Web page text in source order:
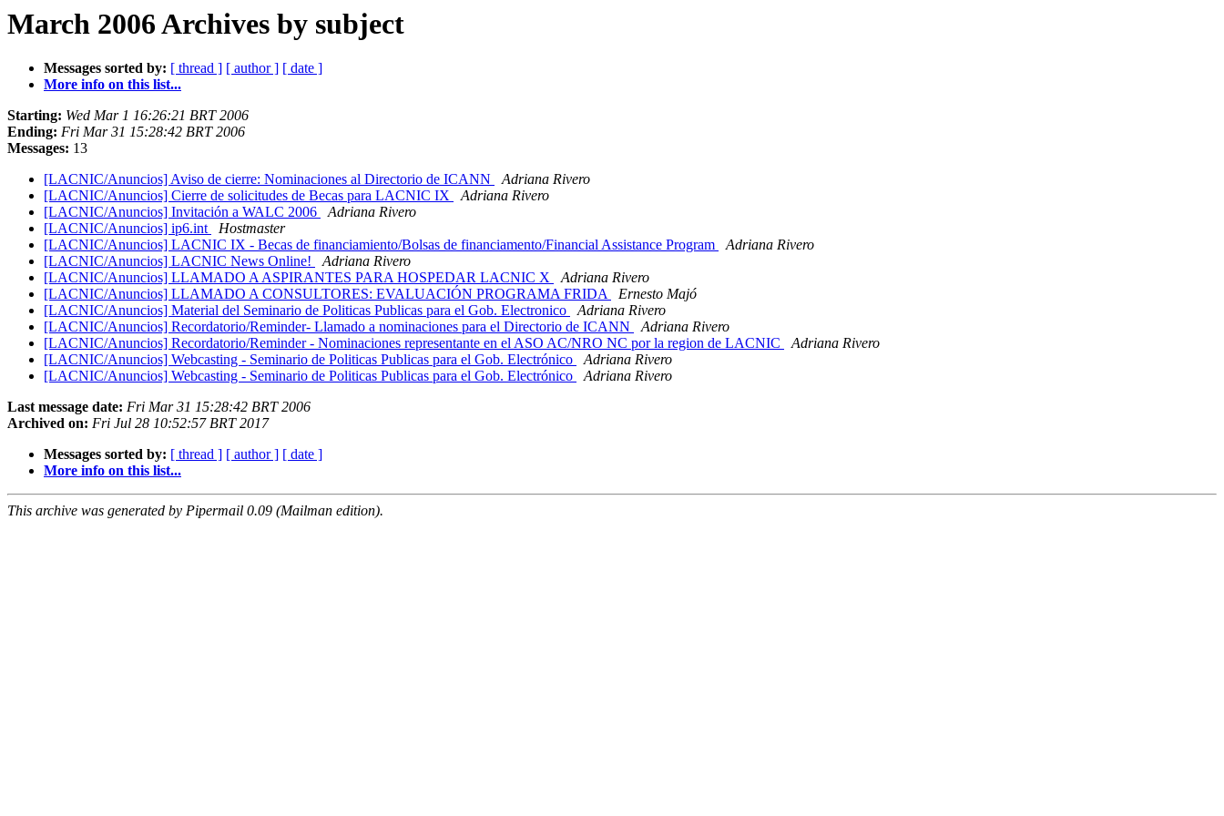
March 2006 Archives by subject
Messages sorted by: [ thread ] [ author ] [ date ]
More info on this list...
Starting: Wed Mar 1 16:26:21 BRT 2006
Ending: Fri Mar 31 15:28:42 BRT 2006
Messages: 13
[LACNIC/Anuncios] Aviso de cierre: Nominaciones al Directorio de ICANN
Adriana Rivero
[LACNIC/Anuncios] Cierre de solicitudes de Becas para LACNIC IX
Adriana Rivero
[LACNIC/Anuncios] Invitación a WALC 2006
Adriana Rivero
[LACNIC/Anuncios] ip6.int
Hostmaster
[LACNIC/Anuncios] LACNIC IX - Becas de financiamiento/Bolsas de financiamento/Financial Assistance Program
Adriana Rivero
[LACNIC/Anuncios] LACNIC News Online!
Adriana Rivero
[LACNIC/Anuncios] LLAMADO A ASPIRANTES PARA HOSPEDAR LACNIC X
Adriana Rivero
[LACNIC/Anuncios] LLAMADO A CONSULTORES: EVALUACIÓN PROGRAMA FRIDA
Ernesto Majó
[LACNIC/Anuncios] Material del Seminario de Politicas Publicas para el Gob. Electronico
Adriana Rivero
[LACNIC/Anuncios] Recordatorio/Reminder- Llamado a nominaciones para el Directorio de ICANN
Adriana Rivero
[LACNIC/Anuncios] Recordatorio/Reminder - Nominaciones representante en el ASO AC/NRO NC por la region de LACNIC
Adriana Rivero
[LACNIC/Anuncios] Webcasting - Seminario de Politicas Publicas para el Gob. Electrónico
Adriana Rivero
[LACNIC/Anuncios] Webcasting - Seminario de Politicas Publicas para el Gob. Electrónico
Adriana Rivero
Last message date: Fri Mar 31 15:28:42 BRT 2006
Archived on: Fri Jul 28 10:52:57 BRT 2017
Messages sorted by: [ thread ] [ author ] [ date ]
More info on this list...
This archive was generated by Pipermail 0.09 (Mailman edition).